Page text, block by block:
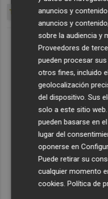
TENIS
anuncios y
anuncios y
sobre la audiencia y
Proveedores de
pueden procesar
otros fines, incluido
geolocalización
del dispositivo. Sus
solo a este sitio
pueden basarse en
lugar del
oponerse en
Puede retirar su
cualquier momento
cookies .Política de